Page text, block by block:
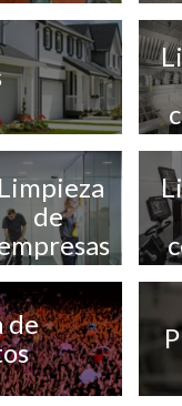
Limpieza
de
de